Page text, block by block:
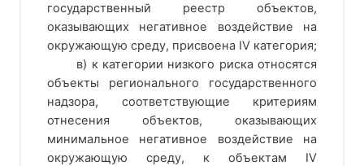
государственный реестр объектов,
оказывающих негативное воздействие на
окружающую среду, присвоена IV категория;
в) к категории низкого риска относятся
объекты регионального государственного
надзора, соответствующие критериям
отнесения объектов, оказывающих
минимальное негативное воздействие на
окружающую среду, к объектам IV